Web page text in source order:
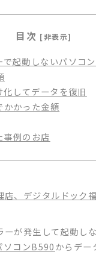
目次 [非表示]
で起動しないパソコ
化してデータを復旧
かかった金額
事例のお店
店、デジタルドック
ーが発生して起動し
コンB590からデー